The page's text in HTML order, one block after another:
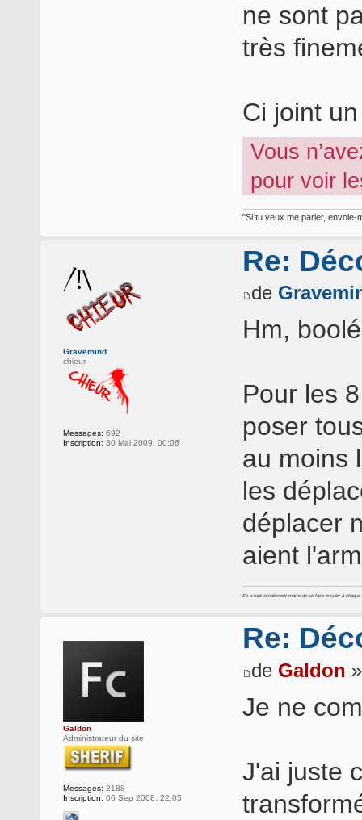
ne sont
très
Ci joint
Vous
pour voir
"Si tu veux me parler, envoie-
Gravemind
chieur
Messages: 692
Inscription: 30 Mai 2009, 00:06
Re:
de
Hm,
Pour les
poser
au moins
les
déplacer
aient
En a tout simplement marre de se faire enculer à
Galdon
Administrateur du site
Messages: 2188
Inscription: 06 Sep 2008, 22:05
Re:
de Galdon
Je ne
J'ai juste